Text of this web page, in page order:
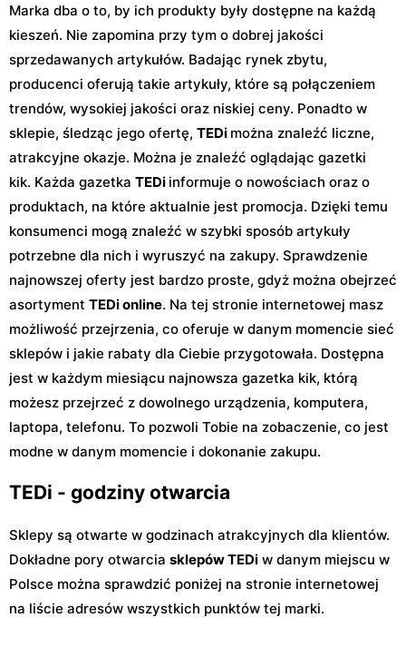
Marka dba o to, by ich produkty były dostępne na każdą
kieszeń. Nie zapomina przy tym o dobrej jakości
sprzedawanych artykułów. Badając rynek zbytu,
producenci oferują takie artykuły, które są połączeniem
trendów, wysokiej jakości oraz niskiej ceny. Ponadto w
sklepie, śledząc jego ofertę, TEDi można znaleźć liczne,
atrakcyjne okazje. Można je znaleźć oglądając gazetki
kik. Każda gazetka TEDi informuje o nowościach oraz o
produktach, na które aktualnie jest promocja. Dzięki temu
konsumenci mogą znaleźć w szybki sposób artykuły
potrzebne dla nich i wyruszyć na zakupy. Sprawdzenie
najnowszej oferty jest bardzo proste, gdyż można obejrzeć
asortyment TEDi online. Na tej stronie internetowej masz
możliwość przejrzenia, co oferuje w danym momencie sieć
sklepów i jakie rabaty dla Ciebie przygotowała. Dostępna
jest w każdym miesiącu najnowsza gazetka kik, którą
możesz przejrzeć z dowolnego urządzenia, komputera,
laptopa, telefonu. To pozwoli Tobie na zobaczenie, co jest
modne w danym momencie i dokonanie zakupu.
TEDi - godziny otwarcia
Sklepy są otwarte w godzinach atrakcyjnych dla klientów.
Dokładne pory otwarcia sklepów TEDi w danym miejscu w
Polsce można sprawdzić poniżej na stronie internetowej
na liście adresów wszystkich punktów tej marki.